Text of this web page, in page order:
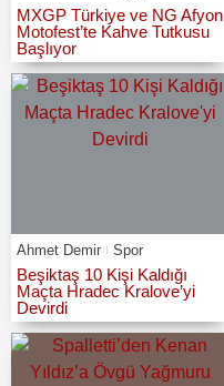
MXGP Türkiye ve NG Afyon
Motofest’te Kahve Tutkusu
Başlıyor
Ahmet Demir Spor
Beşiktaş 10 Kişi Kaldığı
Maçta Hradec Kralove’yi
Devirdi